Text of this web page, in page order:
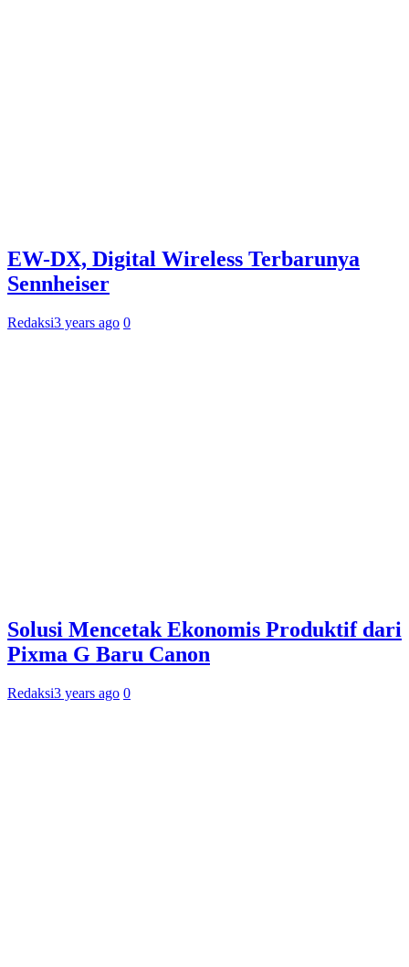
EW-DX, Digital Wireless Terbarunya
Sennheiser
Redaksi3 years ago 0
Solusi Mencetak Ekonomis Produktif dari
Pixma G Baru Canon
Redaksi3 years ago 0